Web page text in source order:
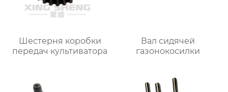
Шестерня коробки
передач культиватора
Вал сидячей
газонокосилки